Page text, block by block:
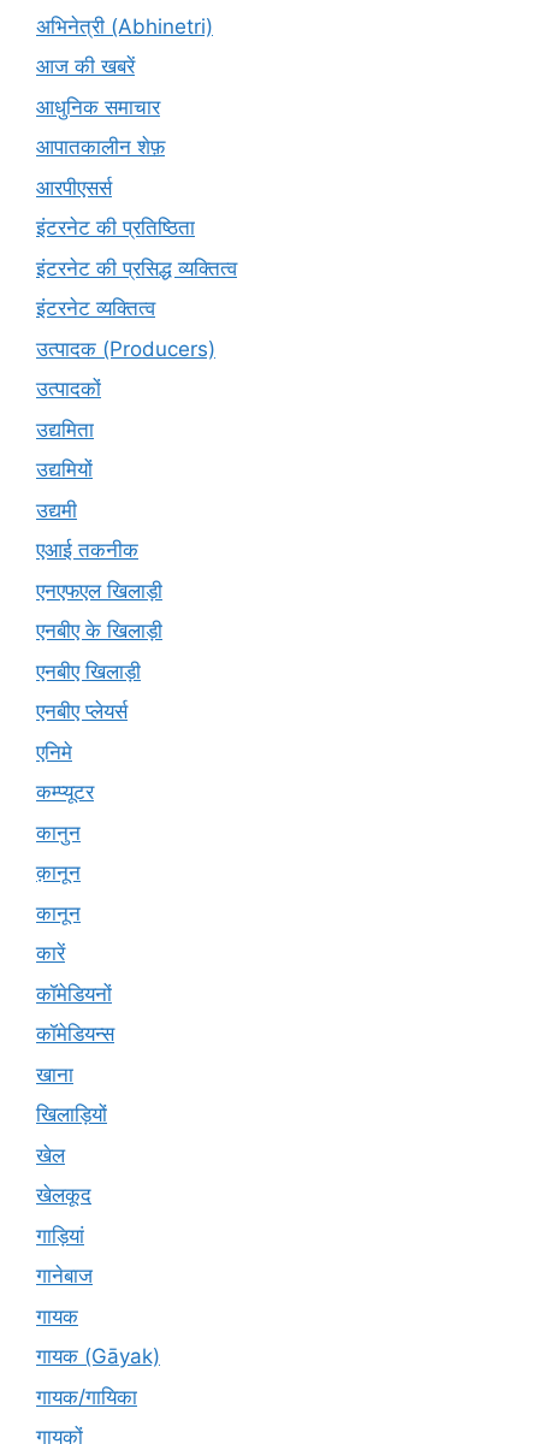
अभिनेत्री (Abhinetri)
आज की खबरें
आधुनिक समाचार
आपातकालीन शेफ़
आरपीएसर्स
इंटरनेट की प्रतिष्ठिता
इंटरनेट की प्रसिद्ध व्यक्तित्व
इंटरनेट व्यक्तित्व
उत्पादक (Producers)
उत्पादकों
उद्यमिता
उद्यमियों
उद्यमी
एआई तकनीक
एनएफएल खिलाड़ी
एनबीए के खिलाड़ी
एनबीए खिलाड़ी
एनबीए प्लेयर्स
एनिमे
कम्प्यूटर
कानुन
क़ानून
कानून
कारें
कॉमेडियनों
कॉमेडियन्स
खाना
खिलाड़ियों
खेल
खेलकूद
गाड़ियां
गानेबाज
गायक
गायक (Gāyak)
गायक/गायिका
गायकों